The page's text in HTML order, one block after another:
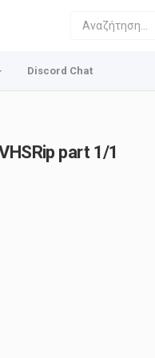
Discord Chat
part 1/1